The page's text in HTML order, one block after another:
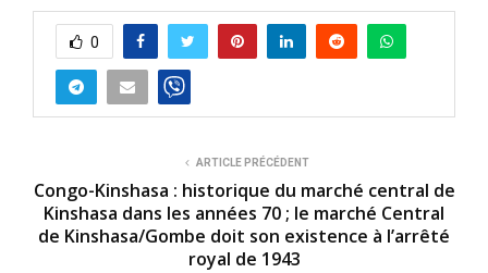
0
ARTICLE PRÉCÉDENT
Congo-Kinshasa : historique du marché central de
Kinshasa dans les années 70 ; le marché Central
de Kinshasa/Gombe doit son existence à l’arrêté
royal de 1943